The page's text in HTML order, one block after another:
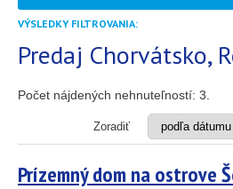
(môžete vybrať viacej položiek)
Apartmán
Dom
Dom s apartmánmi
Investičný projekt
Stavebný pozemok
VÝSLEDKY FILTROVANIA:
Predaj Chorvátsko,
Počet nájdených nehnuteľností: 3
Zoradiť
Prízemný dom na ostrove